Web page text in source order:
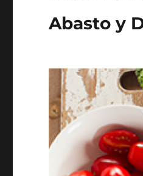
Abasto y